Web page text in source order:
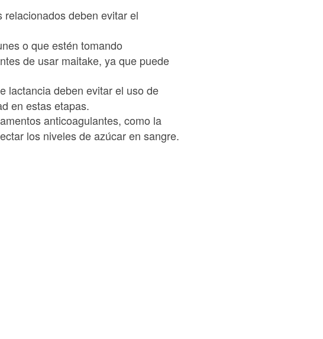
deben evitar el
o que estén tomando
de usar maitake, ya que puede
lactancia deben evitar el uso de
en estas etapas.
anticoagulantes, como la
los niveles de azúcar en sangre.